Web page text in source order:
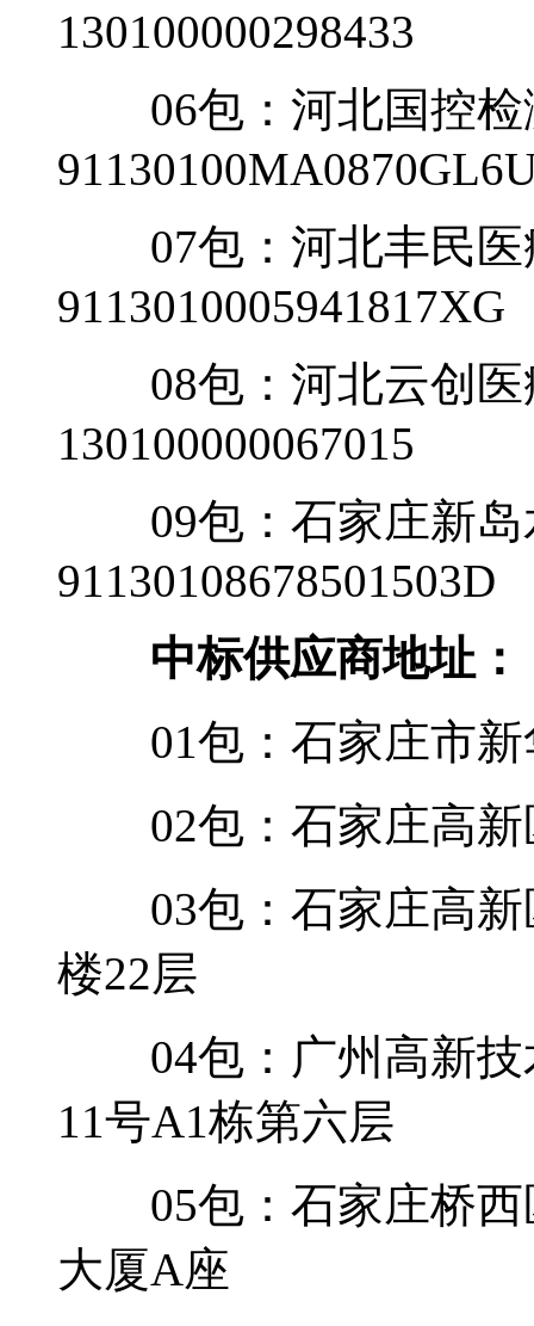
130100000298433
06包：河北国控检
07包：河北丰民医
9113010005941817XG
08包：河北云创医
130100000067015
09包：石家庄新岛
91130108678501503D
中标供应商地址：
01包：石家庄市新
02包：石家庄高新
03包：石家庄高新
楼22层
04包：广州高新技
11号A1栋第六层
05包：石家庄桥西
大厦A座